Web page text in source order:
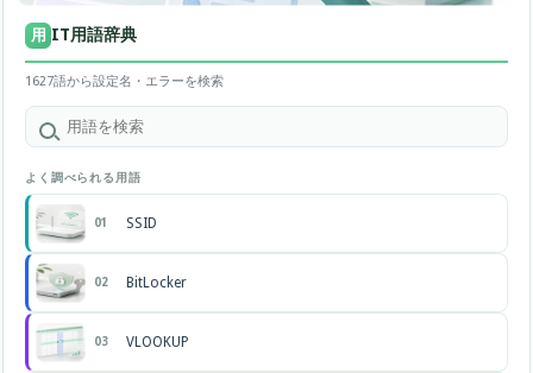
用 IT用語辞典
1627語から設定名・エラーを検索
よく調べられる用語
01 SSID
02 BitLocker
03 VLOOKUP